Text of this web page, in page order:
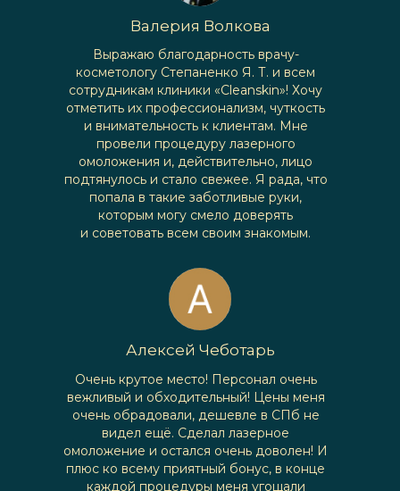
Валерия Волкова
Выражаю благодарность врачу-
косметологу Степаненко Я. Т. и всем
сотрудникам клиники «Cleanskin»! Хочу
отметить их профессионализм, чуткость
и внимательность к клиентам. Мне
провели процедуру лазерного
омоложения и, действительно, лицо
подтянулось и стало свежее. Я рада, что
попала в такие заботливые руки,
которым могу смело доверять
и советовать всем своим знакомым.
Алексей Чеботарь
Очень крутое место! Персонал очень
вежливый и обходительный! Цены меня
очень обрадовали, дешевле в СПб не
видел ещё. Сделал лазерное
омоложение и остался очень доволен! И
плюс ко всему приятный бонус, в конце
каждой процедуры меня угощали